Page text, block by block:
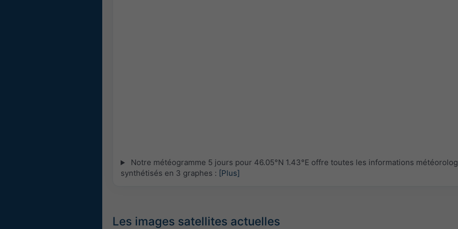
Notre météogramme 5 jours pour 46.05°N 1.43°E offre toutes les informations
synthétisés en 3 graphes : [Plus]
Les images satellites actuelles